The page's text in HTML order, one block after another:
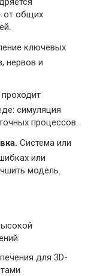
от общих
ключевых
нервов и
симуляция
процессов.
Система или
или
модель.
для 3D-